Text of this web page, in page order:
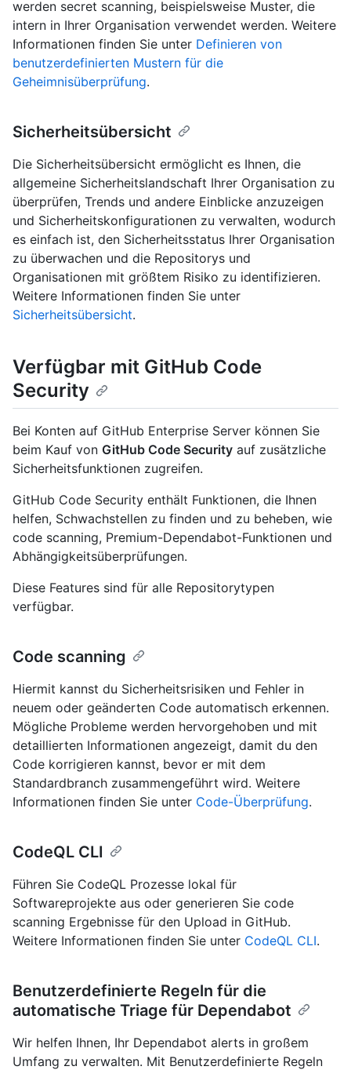
werden secret scanning, beispielsweise Muster, die
intern in Ihrer Organisation verwendet werden. Weitere
Informationen finden Sie unter Definieren von
benutzerdefinierten Mustern für die
Geheimnisüberprüfung.
Sicherheitsübersicht
Die Sicherheitsübersicht ermöglicht es Ihnen, die
allgemeine Sicherheitslandschaft Ihrer Organisation zu
überprüfen, Trends und andere Einblicke anzuzeigen
und Sicherheitskonfigurationen zu verwalten, wodurch
es einfach ist, den Sicherheitsstatus Ihrer Organisation
zu überwachen und die Repositorys und
Organisationen mit größtem Risiko zu identifizieren.
Weitere Informationen finden Sie unter
Sicherheitsübersicht.
Verfügbar mit GitHub Code
Security
Bei Konten auf GitHub Enterprise Server können Sie
beim Kauf von GitHub Code Security auf zusätzliche
Sicherheitsfunktionen zugreifen.
GitHub Code Security enthält Funktionen, die Ihnen
helfen, Schwachstellen zu finden und zu beheben, wie
code scanning, Premium-Dependabot-Funktionen und
Abhängigkeitsüberprüfungen.
Diese Features sind für alle Repositorytypen
verfügbar.
Code scanning
Hiermit kannst du Sicherheitsrisiken und Fehler in
neuem oder geänderten Code automatisch erkennen.
Mögliche Probleme werden hervorgehoben und mit
detaillierten Informationen angezeigt, damit du den
Code korrigieren kannst, bevor er mit dem
Standardbranch zusammengeführt wird. Weitere
Informationen finden Sie unter Code-Überprüfung.
CodeQL CLI
Führen Sie CodeQL Prozesse lokal für
Softwareprojekte aus oder generieren Sie code
scanning Ergebnisse für den Upload in GitHub.
Weitere Informationen finden Sie unter CodeQL CLI.
Benutzerdefinierte Regeln für die
automatische Triage für Dependabot
Wir helfen Ihnen, Ihr Dependabot alerts in großem
Umfang zu verwalten. Mit Benutzerdefinierte Regeln